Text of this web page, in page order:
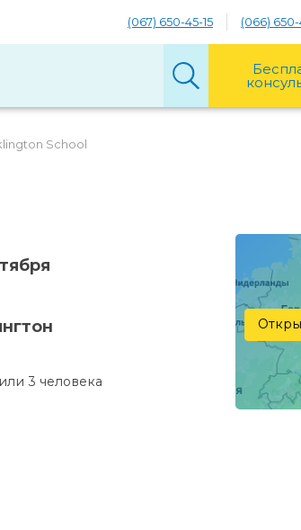
(067) 650-45-15 (066) 650-
School
3 человекa